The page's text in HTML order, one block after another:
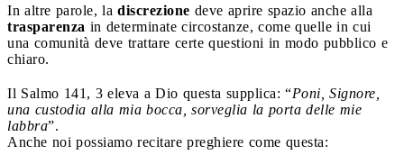
In altre parole, la discrezione deve aprire spazio anche alla
trasparenza in determinate circostanze, come quelle in cui
una comunità deve trattare certe questioni in modo pubblico e
chiaro.
Il Salmo 141, 3 eleva a Dio questa supplica: “Poni, Signore,
una custodia alla mia bocca, sorveglia la porta delle mie
labbra”.
Anche noi possiamo recitare preghiere come questa: